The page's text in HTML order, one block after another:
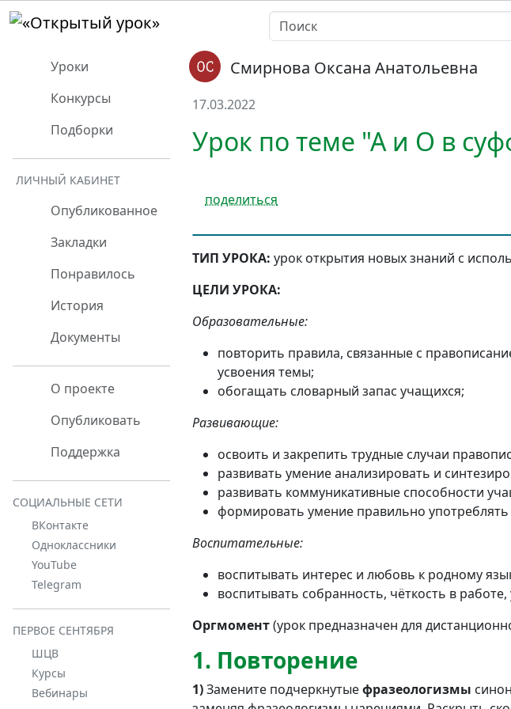
Уроки
Конкурсы
Подборки
ЛИЧНЫЙ КАБИНЕТ
Опубликованное
Закладки
Понравилось
История
Документы
О проекте
Опубликовать
Поддержка
СОЦИАЛЬНЫЕ СЕТИ
ВКонтакте
Одноклассники
YouTube
Telegram
ПЕРВОЕ СЕНТЯБРЯ
ШЦВ
Курсы
Вебинары
Смирнова Оксана Анатольевна
17.03.2022
Урок по теме "А и О в
поделиться
ТИП УРОКА: урок открытия новых знаний с
ЦЕЛИ УРОКА:
Образовательные:
повторить правила, связанные с
усвоения темы;
обогащать словарный запас учащихся;
Развивающие:
освоить и закрепить трудные случаи
развивать умение анализировать и
развивать коммуникативные способности
формировать умение правильно
Воспитательные:
воспитывать интерес и любовь к родному
воспитывать собранность, чёткость в
Оргмомент(урок предназначен для
1. Повторение
1)Замените подчеркнутыефразеологизмы